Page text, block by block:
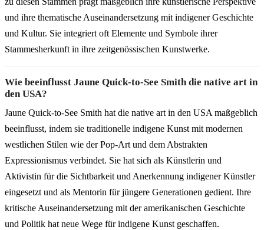
und ihre thematische Auseinandersetzung mit indigener Geschichte
und Kultur. Sie integriert oft Elemente und Symbole ihrer
Stammesherkunft in ihre zeitgenössischen Kunstwerke.
Wie beeinflusst Jaune Quick-to-See Smith die native art in
den USA?
Jaune Quick-to-See Smith hat die native art in den USA maßgeblich
beeinflusst, indem sie traditionelle indigene Kunst mit modernen
westlichen Stilen wie der Pop-Art und dem Abstrakten
Expressionismus verbindet. Sie hat sich als Künstlerin und
Aktivistin für die Sichtbarkeit und Anerkennung indigener Künstler
eingesetzt und als Mentorin für jüngere Generationen gedient. Ihre
kritische Auseinandersetzung mit der amerikanischen Geschichte
und Politik hat neue Wege für indigene Kunst geschaffen.